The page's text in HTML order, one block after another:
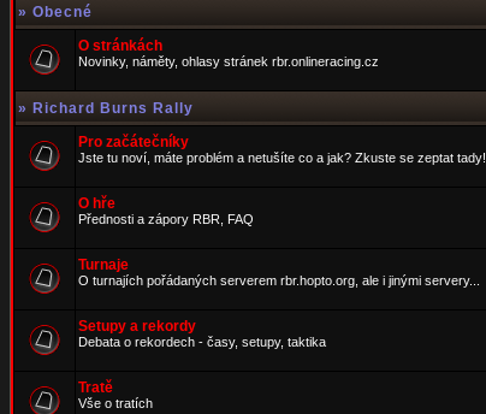
» Obecné
O stránkách
Novinky, náměty, ohlasy stránek rbr.onlineracing.cz
» Richard Burns Rally
Pro začátečníky
Jste tu noví, máte problém a netušíte co a jak? Zkuste se zeptat tady!
O hře
Přednosti a zápory RBR, FAQ
Turnaje
O turnajích pořádaných serverem rbr.hopto.org, ale i jinými servery...
Setupy a rekordy
Debata o rekordech - časy, setupy, taktika
Tratě
Vše o tratích